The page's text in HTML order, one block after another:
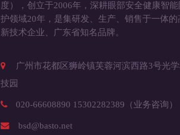
度），创立于2006年，深耕眼部安全健康智能
护领域20年，是集研发、生产、销售于一体的
新技术企业、广东省知名品牌。
广州市花都区狮岭镇芙蓉河滨西路3号光
技园
020-66608890 15302282389（业务咨询）
bsd@basto.net